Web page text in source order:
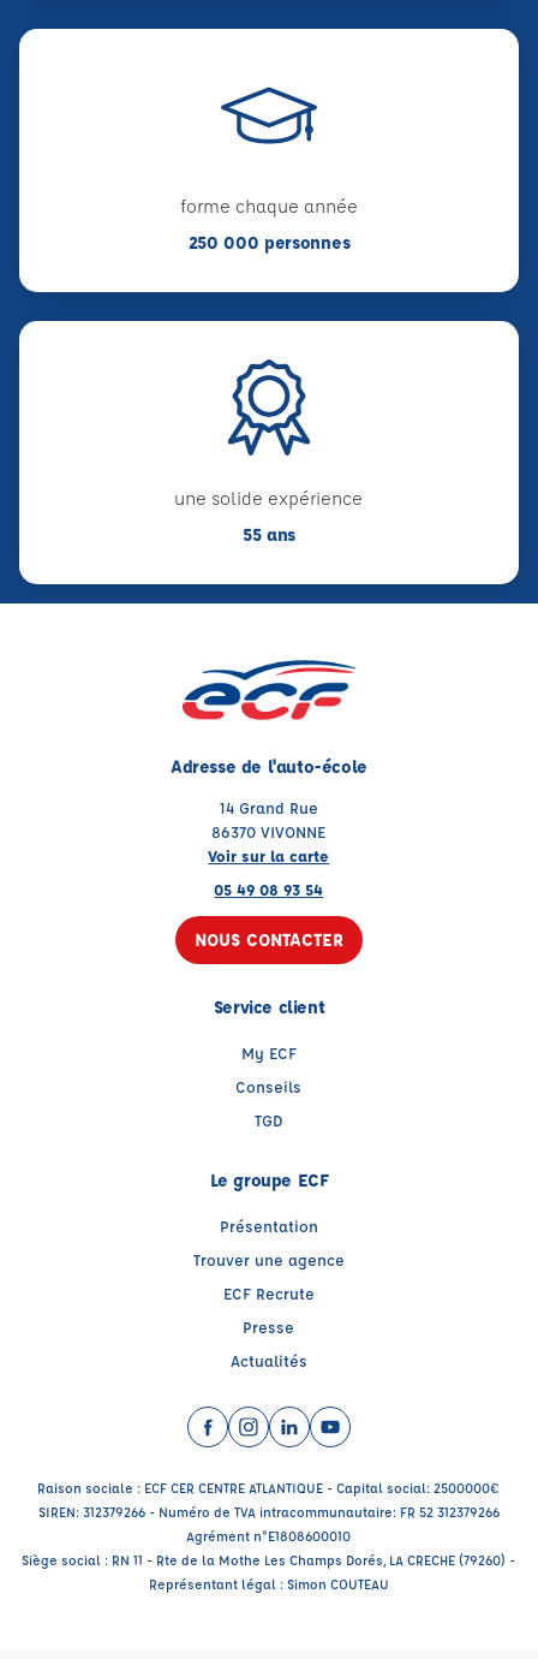
forme chaque année
250 000 personnes
une solide expérience
55 ans
Adresse de l'auto-école
14 Grand Rue
86370 VIVONNE
Voir sur la carte
05 49 08 93 54
NOUS CONTACTER
Service client
My ECF
Conseils
TGD
Le groupe ECF
Présentation
Trouver une agence
ECF Recrute
Presse
Actualités
Facebook (nouvelle fenêtre)
Instagram (nouvelle fenêtre)
LinkedIn (nouvelle fenêtre)
YouTube (nouvelle
Raison sociale : ECF CER CENTRE ATLANTIQUE - Capital social: 2500000€
SIREN: 312379266 - Numéro de TVA intracommunautaire: FR 52 312379266
Agrément n°E1808600010
Siège social : RN 11 - Rte de la Mothe Les Champs Dorés, LA CRECHE (79260) -
Représentant légal : Simon COUTEAU